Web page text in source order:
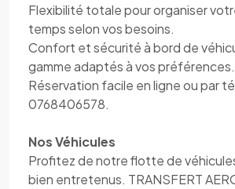
Flexibilité totale pour organiser
temps selon vos besoins.
Confort et sécurité à bord de
gamme adaptés à vos préférences.
Réservation facile en ligne ou par
0768406578.
Nos Véhicules
Profitez de notre flotte de
bien entretenus. TRANSFERT